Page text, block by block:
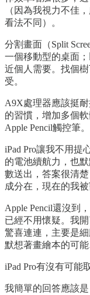
（因為我視力不佳
看法不同）。
分割畫面（Split
一個移動型的桌面
近個人需要。找個
受。
A9X處理器應該挺
的習慣，增加多個
Apple Pencil觸控筆。
iPad Pro讓我不用提
的電池續航力，也
數送出，答案很清
成分在，現在的我
Apple Pencil還沒到
已經不用懷疑。我
驚喜連連，主要是
默想著畫繪本的可
iPad Pro有沒有可能
我簡單的回答應該